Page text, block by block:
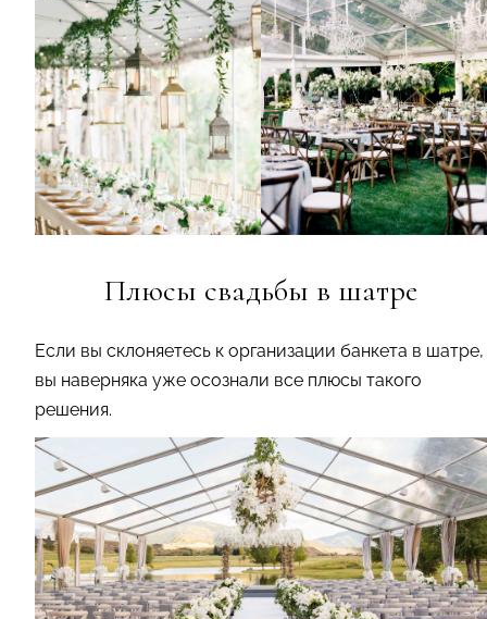
Плюсы свадьбы в шатре
Если вы склоняетесь к организации банкета в шатре,
вы наверняка уже осознали все плюсы такого
решения.